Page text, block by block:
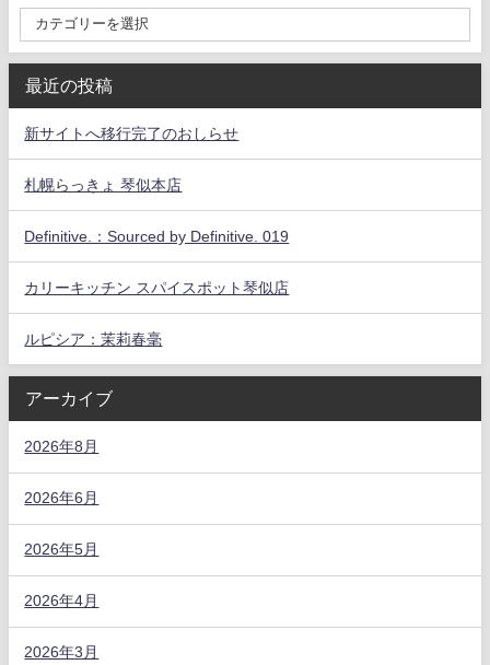
最近の投稿
新サイトへ移行完了のおしらせ
札幌らっきょ 琴似本店
Definitive.：Sourced by Definitive. 019
カリーキッチン スパイスポット琴似店
ルピシア：茉莉春毫
アーカイブ
2026年8月
2026年6月
2026年5月
2026年4月
2026年3月